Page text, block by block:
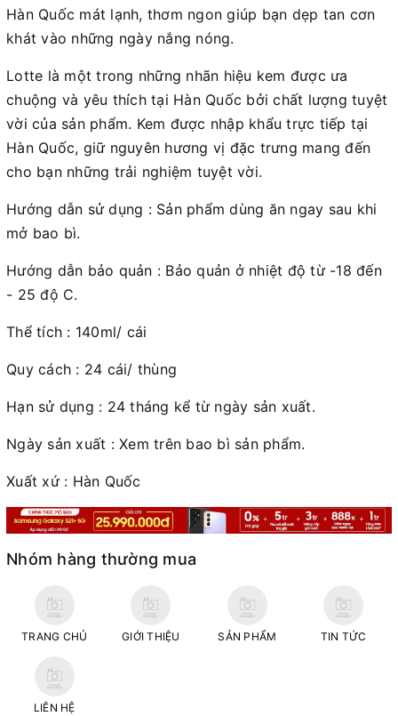
Hàn Quốc mát lạnh, thơm ngon giúp bạn dẹp tan cơn
khát vào những ngày nắng nóng.
Lotte là một trong những nhãn hiệu kem được ưa
chuộng và yêu thích tại Hàn Quốc bởi chất lượng tuyệt
vời của sản phẩm. Kem được nhập khẩu trực tiếp tại
Hàn Quốc, giữ nguyên hương vị đặc trưng mang đến
cho bạn những trải nghiệm tuyệt vời.
Hướng dẫn sử dụng : Sản phẩm dùng ăn ngay sau khi
mở bao bì.
Hướng dẫn bảo quản : Bảo quản ở nhiệt độ từ -18 đến
- 25 độ C.
Thể tích : 140ml/ cái
Quy cách : 24 cái/ thùng
Hạn sử dụng : 24 tháng kể từ ngày sản xuất.
Ngày sản xuất : Xem trên bao bì sản phẩm.
Xuất xứ : Hàn Quốc
Nhóm hàng thường mua
TRANG CHỦ GIỚI THIỆU SẢN PHẨM TIN TỨC
LIÊN HỆ